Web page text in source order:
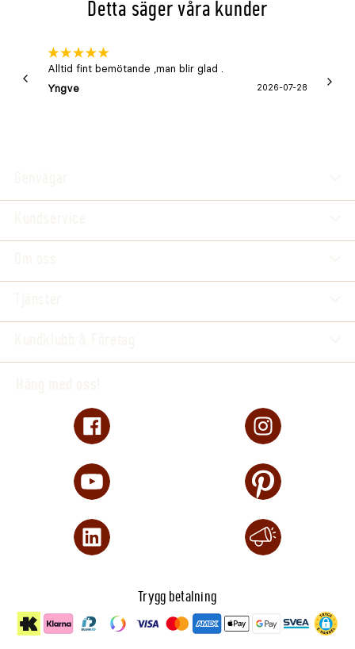
Detta säger våra kunder
Alltid fint bemötande ,man blir glad .
Yngve
2026-07-28
Trygg betalning